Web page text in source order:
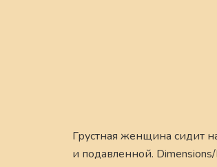
Грустная женщина сидит
и подавленной.